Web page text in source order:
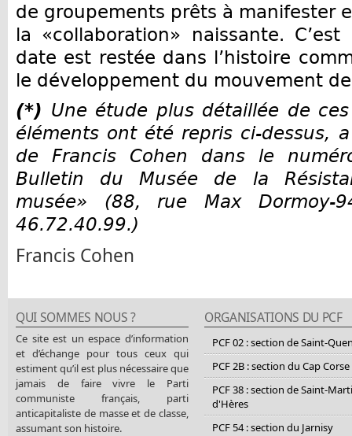
de groupements prêts à manifester
la «collaboration» naissante.
date est restée dans l’histoire
le développement du mouvement
(*) Une étude plus détaillée de
éléments ont été repris ci-dessus,
de Francis Cohen dans le
Bulletin du Musée de la
musée» (88, rue Max Dormoy-
46.72.40.99.)
Francis Cohen
QUI SOMMES NOUS ?
Ce site est un espace d’information
et d’échange pour tous ceux qui
estiment qu’il est plus nécessaire que
jamais de faire vivre le Parti
communiste français, parti
anticapitaliste de masse et de classe,
assumant son histoire.
ORGANISATIONS DU PCF
PCF 02 : section de Saint-
PCF 2B : section du Cap Corse
PCF 38 : section de Saint-
d'Hères
PCF 54 : section du Jarnisy